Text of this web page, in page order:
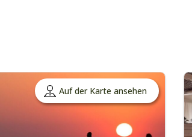
Auf der Karte ansehen